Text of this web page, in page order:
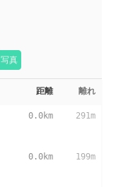
写真
距離 離れ
0.0km 291m
0.0km 199m